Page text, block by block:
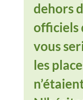
dehors
officiels
vous
les